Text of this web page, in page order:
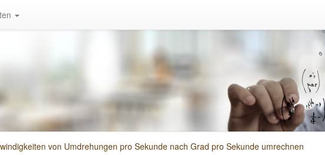
von Umdrehungen pro Sekunde nach Grad pro Sekunde umrechnen